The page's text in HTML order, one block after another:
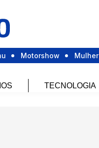
Motorshow Mulher
TECNOLOGIA